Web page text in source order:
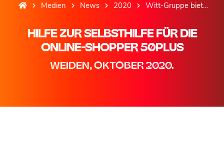
Medien News 2020 Witt-Gruppe bietet mit Chatbot Hilfe zur Selbsthilfe für die Online-Shopper 50plus
HILFE ZUR SELBSTHILFE FÜR DIE
ONLINE-SHOPPER 50PLUS
WEIDEN, OKTOBER 2020.